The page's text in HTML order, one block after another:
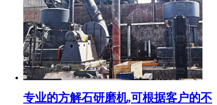
专业的方解石研磨机,可根据客户的不